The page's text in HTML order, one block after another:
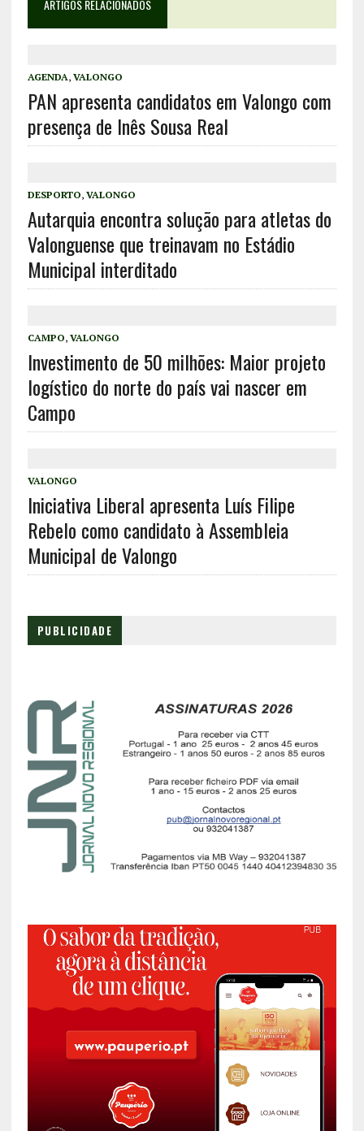
ARTIGOS RELACIONADOS
AGENDA, VALONGO
PAN apresenta candidatos em Valongo com
presença de Inês Sousa Real
DESPORTO, VALONGO
Autarquia encontra solução para atletas do
Valonguense que treinavam no Estádio
Municipal interditado
CAMPO, VALONGO
Investimento de 50 milhões: Maior projeto
logístico do norte do país vai nascer em
Campo
VALONGO
Iniciativa Liberal apresenta Luís Filipe
Rebelo como candidato à Assembleia
Municipal de Valongo
PUBLICIDADE